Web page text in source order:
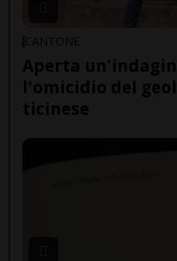
CANTONE
Aperta
l'omicidio del
ticinese